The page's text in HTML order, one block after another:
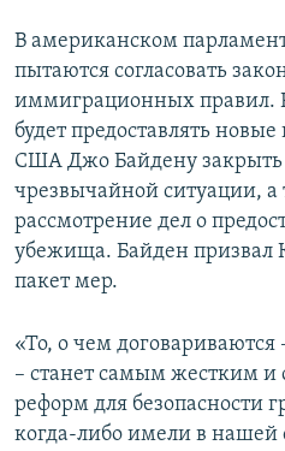
В американском
пытаются согласовать
иммиграционных правил.
будет предоставлять
США Джо Байдену закрыть
чрезвычайной ситуации, а
рассмотрение дел о
убежища. Байден призвал
пакет мер.
«То, о чем договариваются
– станет самым жестким
реформ для безопасности
когда-либо имели в нашей